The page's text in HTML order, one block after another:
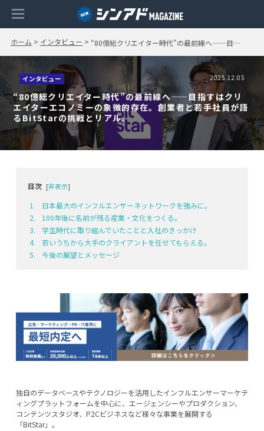
ホーム > インタビュー > “80億総クリエイター時代”の最前線へ——目指すはクリエイターエコノミーの象徴的存在。創業者と若手社員が語るBitStarの挑戦とリアル。
インタビュー 2025.12.05
“80億総クリエイター時代”の最前線へ——目指すはクリ
エイターエコノミーの象徴的存在。創業者と若手社員が語
るBitStarの挑戦とリアル。
目次 [非表示]
日本最大のインフルエンサーネットワークを強みに。
100年後に名前が残る産業・文化をつくる。
学生時代に取り組んでいたことと入社のきっかけ
若いうちから大手のクライアントを任せてもらえる。
今後の展望とメッセージ
独自のデータベースやテクノロジーを活用したインフルエンサーマーケテ
ィングプラットフォームを中心に、エージェンシーやプロダクション、
コンテンツスタジオ、P2Cビジネスなど様々な事業を展開する
「BitStar」。